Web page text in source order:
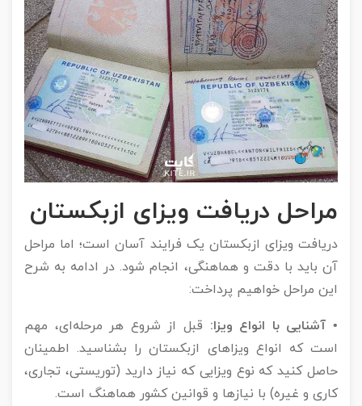
مراحل دریافت ویزای ازبکستان
دریافت ویزای ازبکستان یک فرایند آسان است؛ اما مراحل
آن باید با دقت و هماهنگی، انجام شود. در ادامه به شرح
این مراحل خواهیم پرداخت:
• آشنایی با انواع ویزا: قبل از شروع هر مرحله‌ای، مهم
است که انواع ویزاهای ازبکستان را بشناسید. اطمینان
حاصل کنید که نوع ویزایی که نیاز دارید (توریستی، تجاری،
کاری و غیره) با نیازها و قوانین کشور هماهنگ است.